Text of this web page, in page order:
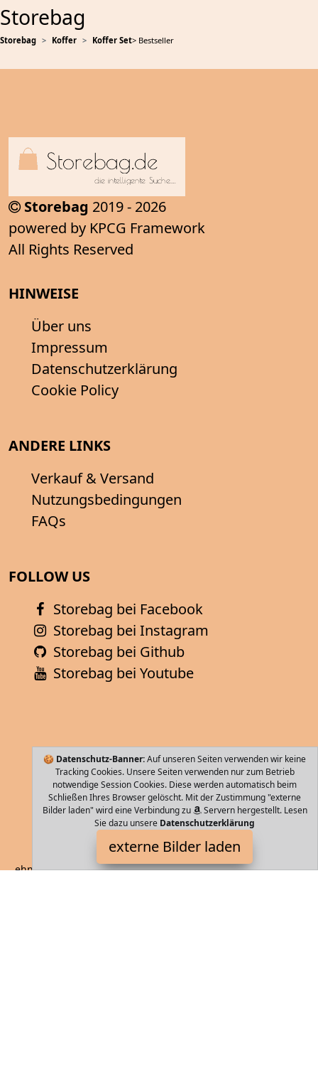
Storebag
Storebag Koffer Koffer Set> Bestseller
🍪 Datenschutz-Banner:Auf unseren Seiten verwenden wir keine
Tracking Cookies. Unsere Seiten verwenden nur zum Betrieb
notwendige Session Cookies. Diese werden automatisch beim
Schließen Ihres Browser gelöscht. Mit der Zustimmung "externe
Bilder laden" wird eine Verbindung zu
Servern hergestellt. Lesen
Sie dazu unsere Datenschutzerklärung
externe Bilder laden
Storebag 2019 - 2026
powered by KPCG Framework
All Rights Reserved
HINWEISE
Über uns
Impressum
Datenschutzerklärung
Cookie Policy
ANDERE LINKS
Verkauf & Versand
Nutzungsbedingungen
FAQs
FOLLOW US
Storebag bei Facebook
Storebag bei Instagram
Storebag bei Github
Storebag bei Youtube
BEIBYE
ehnungsfuge Doppelreißverschluss für mehr Volumen Beim